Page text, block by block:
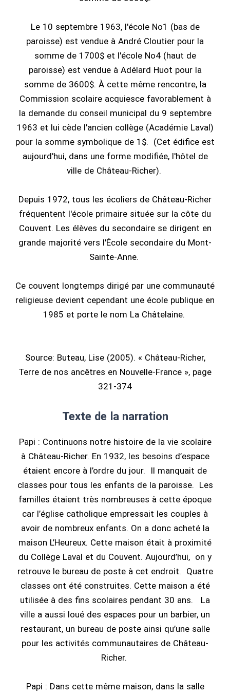
Le 10 septembre 1963, l'école No1 (bas de
paroisse) est vendue à André Cloutier pour la
somme de 1700$ et l'école No4 (haut de
paroisse) est vendue à Adélard Huot pour la
somme de 3600$. À cette même rencontre, la
Commission scolaire acquiesce favorablement à
la demande du conseil municipal du 9 septembre
1963 et lui cède l'ancien collège (Académie Laval)
pour la somme symbolique de 1$. (Cet édifice est
aujourd'hui, dans une forme modifiée, l'hôtel de
ville de Château-Richer).
Depuis 1972, tous les écoliers de Château-Richer
fréquentent l'école primaire située sur la côte du
Couvent. Les élèves du secondaire se dirigent en
grande majorité vers l'École secondaire du Mont-
Sainte-Anne.
Ce couvent longtemps dirigé par une communauté
religieuse devient cependant une école publique en
1985 et porte le nom La Châtelaine.
Source: Buteau, Lise (2005). « Château-Richer,
Terre de nos ancêtres en Nouvelle-France », page
321-374
Texte de la narration
Papi : Continuons notre histoire de la vie scolaire
à Château-Richer. En 1932, les besoins d’espace
étaient encore à l’ordre du jour. Il manquait de
classes pour tous les enfants de la paroisse. Les
familles étaient très nombreuses à cette époque
car l’église catholique empressait les couples à
avoir de nombreux enfants. On a donc acheté la
maison L’Heureux. Cette maison était à proximité
du Collège Laval et du Couvent. Aujourd’hui, on y
retrouve le bureau de poste à cet endroit. Quatre
classes ont été construites. Cette maison a été
utilisée à des fins scolaires pendant 30 ans. La
ville a aussi loué des espaces pour un barbier, un
restaurant, un bureau de poste ainsi qu’une salle
pour les activités communautaires de Château-
Richer.
Papi : Dans cette même maison, dans la salle